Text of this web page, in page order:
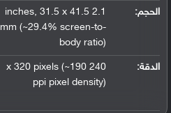
الحجم: 2.1 inches
, 31.5 x 41.5
mm (~29.4% screen-to-
body ratio)
الدقة:
240 x 320 pixels (~190
ppi pixel density)